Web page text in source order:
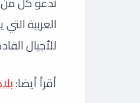
العربية
للأجيال
أقرأ أيضا: